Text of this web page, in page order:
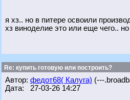
я хз.. но в питере освоили
хз виноделие это или еще чего..
Re: купить готовую или построить?
Автор: федот68( Калуга) (---
Дата: 27-03-26 14:27